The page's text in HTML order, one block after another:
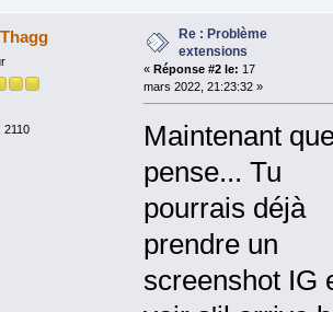
2110
Re : Problème
extensions
« Réponse #2 le: 17
mars 2022, 21:23:32 »
Maintenant
pense... Tu
pourrais déjà
prendre un
screenshot IG